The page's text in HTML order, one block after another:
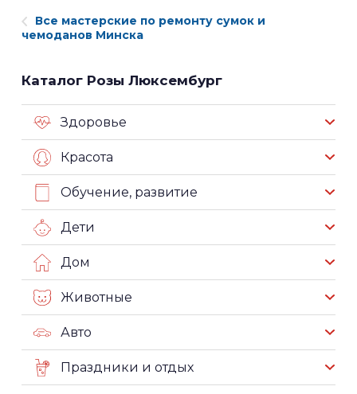
Все мастерские по ремонту сумок и
чемоданов Минска
Каталог Розы Люксембург
Здоровье
Красота
Обучение, развитие
Дети
Дом
Животные
Авто
Праздники и отдых